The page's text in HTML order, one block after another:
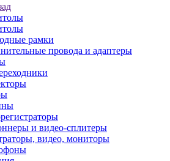
рамки
провода и адаптеры
и видео-сплитеры
видео, мониторы